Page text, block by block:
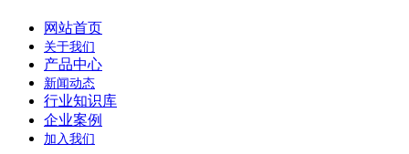
网站首页
关于我们
产品中心
新闻动态
行业知识库
企业案例
加入我们